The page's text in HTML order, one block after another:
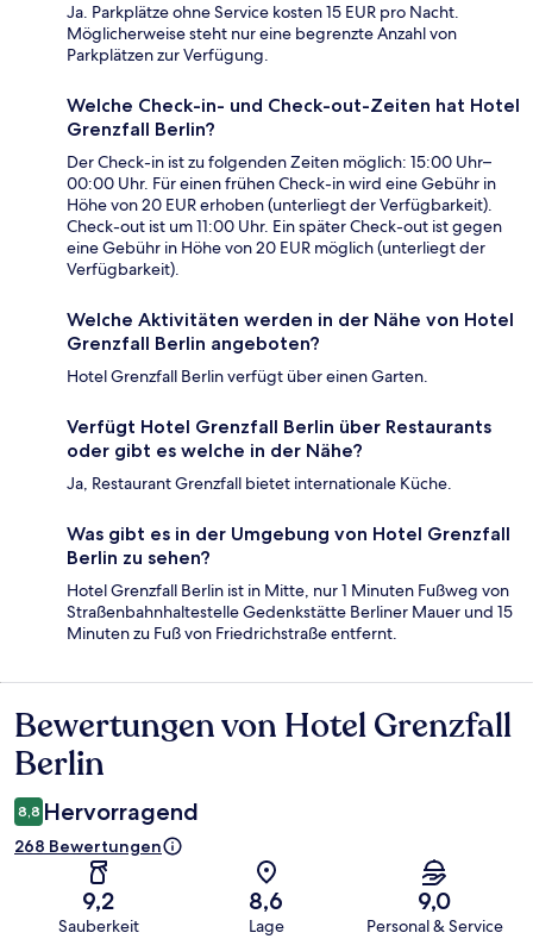
Ja. Parkplätze ohne Service kosten 15 EUR pro Nacht.
Möglicherweise steht nur eine begrenzte Anzahl von
Parkplätzen zur Verfügung.
Welche Check-in- und Check-out-Zeiten hat Hotel
Grenzfall Berlin?
Der Check-in ist zu folgenden Zeiten möglich: 15:00 Uhr–
00:00 Uhr. Für einen frühen Check-in wird eine Gebühr in
Höhe von 20 EUR erhoben (unterliegt der Verfügbarkeit).
Check-out ist um 11:00 Uhr. Ein später Check-out ist gegen
eine Gebühr in Höhe von 20 EUR möglich (unterliegt der
Verfügbarkeit).
Welche Aktivitäten werden in der Nähe von Hotel
Grenzfall Berlin angeboten?
Hotel Grenzfall Berlin verfügt über einen Garten.
Verfügt Hotel Grenzfall Berlin über Restaurants
oder gibt es welche in der Nähe?
Ja, Restaurant Grenzfall bietet internationale Küche.
Was gibt es in der Umgebung von Hotel Grenzfall
Berlin zu sehen?
Hotel Grenzfall Berlin ist in Mitte, nur 1 Minuten Fußweg von
Straßenbahnhaltestelle Gedenkstätte Berliner Mauer und 15
Minuten zu Fuß von Friedrichstraße entfernt.
Bewertungen
Bewertungen von Hotel Grenzfall
Berlin
8,8 Hervorragend
268 Bewertungen
9,2
Sauberkeit
8,6
Lage
9,0
Personal & Service